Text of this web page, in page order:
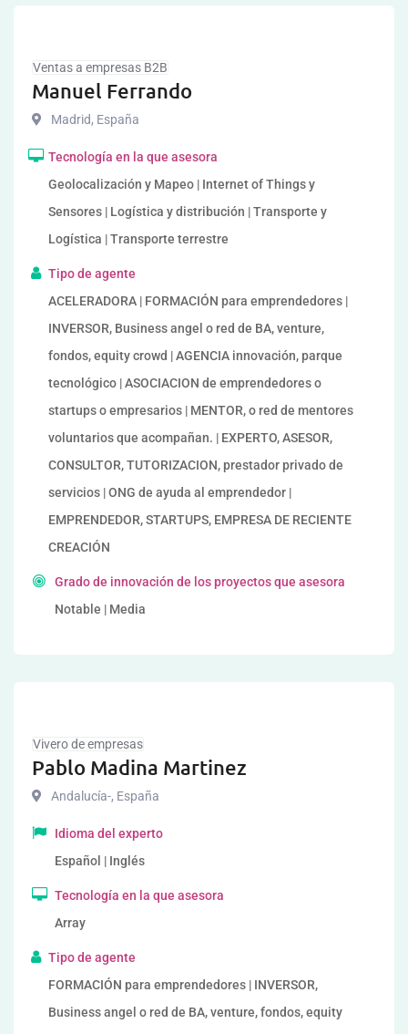
Ventas a empresas B2B
Manuel Ferrando
Madrid, España
Tecnología en la que asesora
Geolocalización y Mapeo | Internet of Things y
Sensores | Logística y distribución | Transporte y
Logística | Transporte terrestre
Tipo de agente
ACELERADORA | FORMACIÓN para emprendedores |
INVERSOR, Business angel o red de BA, venture,
fondos, equity crowd | AGENCIA innovación, parque
tecnológico | ASOCIACION de emprendedores o
startups o empresarios | MENTOR, o red de mentores
voluntarios que acompañan. | EXPERTO, ASESOR,
CONSULTOR, TUTORIZACION, prestador privado de
servicios | ONG de ayuda al emprendedor |
EMPRENDEDOR, STARTUPS, EMPRESA DE RECIENTE
CREACIÓN
Grado de innovación de los proyectos que asesora
Notable | Media
Vivero de empresas
Pablo Madina Martinez
Andalucía-, España
Idioma del experto
Español | Inglés
Tecnología en la que asesora
Array
Tipo de agente
FORMACIÓN para emprendedores | INVERSOR,
Business angel o red de BA, venture, fondos, equity